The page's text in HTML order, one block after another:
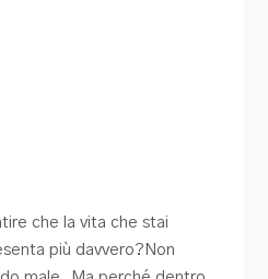
che la vita che stai
più davvero?Non